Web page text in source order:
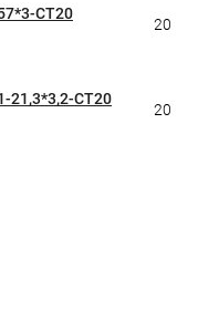
СТ20
20
21,3*3,2-СТ20
20